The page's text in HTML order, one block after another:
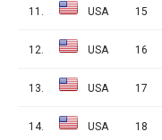
11. USA 15
12. USA 16
13. USA 17
14. USA 18